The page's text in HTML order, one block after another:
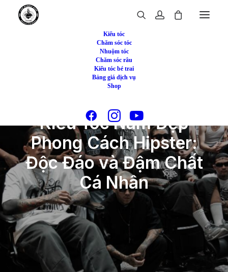
Kiểu tóc
Chăm sóc tóc
Nhuộm tóc
Chăm sóc râu
Kiểu tóc bé trai
Bảng giá dịch vụ
Shop
Kiểu Tóc Nam Đẹp
Phong Cách Hipster:
Độc Đáo và Đậm Chất
Cá Nhân